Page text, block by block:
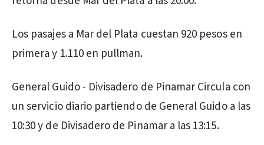
Los pasajes a Mar del Plata cuestan 920 pesos en
primera y 1.110 en pullman.
General Guido - Divisadero de Pinamar Circula con
un servicio diario partiendo de General Guido a las
10:30 y de Divisadero de Pinamar a las 13:15.